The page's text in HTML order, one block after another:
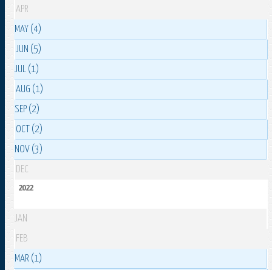
APR
MAY (4)
JUN (5)
JUL (1)
AUG (1)
SEP (2)
OCT (2)
NOV (3)
DEC
2022
JAN
FEB
MAR (1)